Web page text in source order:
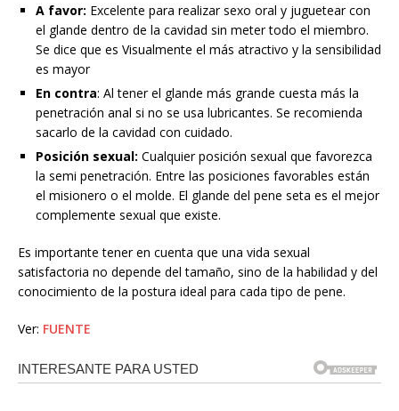
A favor: Excelente para realizar sexo oral y juguetear con
el glande dentro de la cavidad sin meter todo el miembro.
Se dice que es Visualmente el más atractivo y la sensibilidad
es mayor
En contra: Al tener el glande más grande cuesta más la
penetración anal si no se usa lubricantes. Se recomienda
sacarlo de la cavidad con cuidado.
Posición sexual: Cualquier posición sexual que favorezca
la semi penetración. Entre las posiciones favorables están
el misionero o el molde. El glande del pene seta es el mejor
complemente sexual que existe.
Es importante tener en cuenta que una vida sexual
satisfactoria no depende del tamaño, sino de la habilidad y del
conocimiento de la postura ideal para cada tipo de pene.
Ver: FUENTE